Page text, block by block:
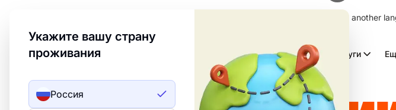
Укажите вашу страну
проживания
Россия
Welcome to Turbologo! This page is available in another language. Choose another
ИИ лого Видео с ИИ Услуги